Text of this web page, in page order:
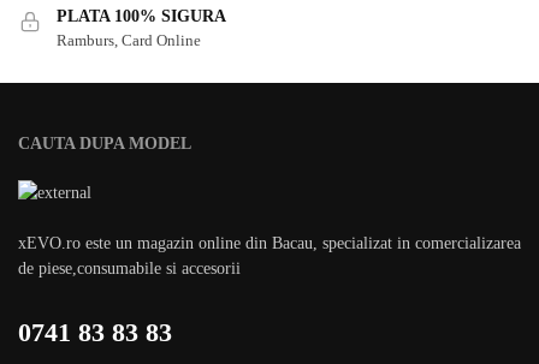
PLATA 100% SIGURA
Ramburs, Card Online
CAUTA DUPA MODEL
xEVO.ro este un magazin online din Bacau, specializat in comercializarea
de piese,consumabile si accesorii
0741 83 83 83